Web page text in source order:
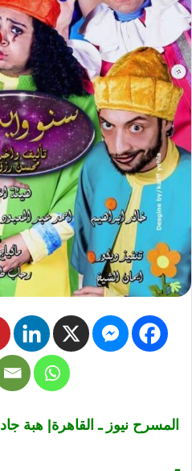
المسرح نيوز ـ القاهرة| هبة جاد
ـ